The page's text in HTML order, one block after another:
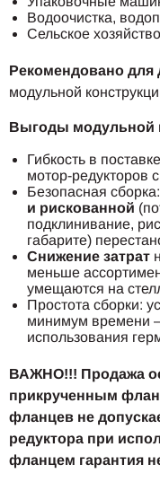
Водоочистка,
Сельское хозяйство
Рекомендовано для
модульной
Выгоды модульной
Гибкость в
мотор-редукторов
Безопасная
и рискованной
подклинивание,
габарите)
Снижение затрат
меньше
умещаются на
Простота сборки:
минимум времени
использования
ВАЖНО!!! Продажа
прикрученным
фланцев не
редуктора при
фланцем гарантия